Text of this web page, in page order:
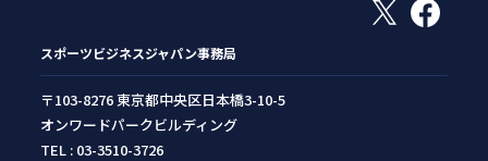
スポーツビジネスジャパン事務局
〒103-8276 東京都中央区日本橋3-10-5
オンワードパークビルディング
TEL : 03-3510-3726